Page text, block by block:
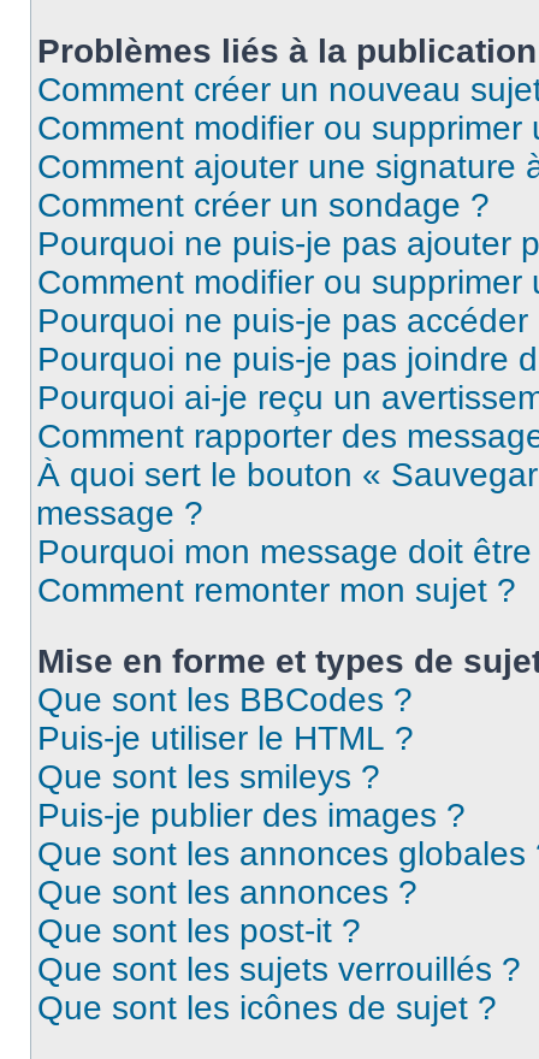
Problèmes liés à la
Comment créer un nouveau
Comment modifier ou supprimer
Comment ajouter une signature
Comment créer un sondage ?
Pourquoi ne puis-je pas ajouter
Comment modifier ou supprimer
Pourquoi ne puis-je pas
Pourquoi ne puis-je pas joindre
Pourquoi ai-je reçu un
Comment rapporter des
À quoi sert le bouton «
message ?
Pourquoi mon message doit
Comment remonter mon sujet ?
Mise en forme et types de
Que sont les BBCodes ?
Puis-je utiliser le HTML ?
Que sont les smileys ?
Puis-je publier des images ?
Que sont les annonces globales
Que sont les annonces ?
Que sont les post-it ?
Que sont les sujets verrouillés ?
Que sont les icônes de sujet ?